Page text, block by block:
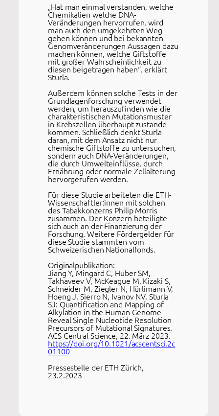
„Hat man einmal verstanden, welche
Chemikalien welche DNA-
Veränderungen hervorrufen, wird
man auch den umgekehrten Weg
gehen können und bei bekannten
Genomveränderungen Aussagen dazu
machen können, welche Giftstoffe
mit großer Wahrscheinlichkeit zu
diesen beigetragen haben“, erklärt
Sturla.
Außerdem können solche Tests in der
Grundlagenforschung verwendet
werden, um herauszufinden wie die
charakteristischen Mutationsmuster
in Krebszellen überhaupt zustande
kommen. Schließlich denkt Sturla
daran, mit dem Ansatz nicht nur
chemische Giftstoffe zu untersuchen,
sondern auch DNA-Veränderungen,
die durch Umwelteinflüsse, durch
Ernährung oder normale Zellalterung
hervorgerufen werden.
Für diese Studie arbeiteten die ETH-
Wissenschaftler:innen mit solchen
des Tabakkonzerns Philip Morris
zusammen. Der Konzern beteiligte
sich auch an der Finanzierung der
Forschung. Weitere Fördergelder für
diese Studie stammten vom
Schweizerischen Nationalfonds.
Originalpublikation:
Jiang Y, Mingard C, Huber SM,
Takhaveev V, McKeague M, Kizaki S,
Schneider M, Ziegler N, Hürlimann V,
Hoeng J, Sierro N, Ivanov NV, Sturla
SJ: Quantification and Mapping of
Alkylation in the Human Genome
Reveal Single Nucleotide Resolution
Precursors of Mutational Signatures.
ACS Central Science, 22. März 2023.
https://doi.org/10.1021/acscentsci.2c
01100
Pressestelle der ETH Zürich,
23.2.2023